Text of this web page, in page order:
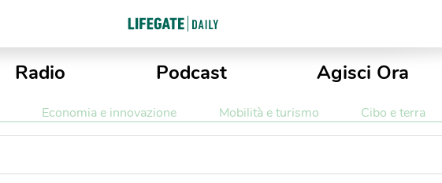
Radio Podcast Agisci Ora
Economia e innovazione Mobilità e turismo Cibo e terra